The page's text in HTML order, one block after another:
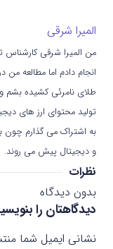
المیرا شرقی
من المیرا شرقی کارشناس
انجام دادم اما مطالعه من
طلای نامرئی کشیده بشم و
تولید محتوای ارز های
به اشتراک می گذارم چون
و دیجیتال پیش می روند.
نظرات
بدون دیدگاه
دیدگاهتان را
نشانی ایمیل شما